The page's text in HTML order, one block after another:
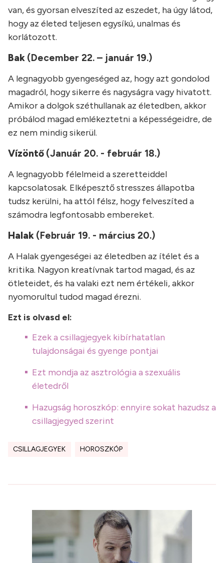
van, és gyorsan elveszíted az eszedet, ha úgy látod,
hogy az életed teljesen egysíkú, unalmas és
korlátozott.
Bak (December 22. – január 19.)
A legnagyobb gyengeséged az, hogy azt gondolod
magadról, hogy sikerre és nagyságra vagy hivatott.
Amikor a dolgok széthullanak az életedben, akkor
próbálod magad emlékeztetni a képességeidre, de
ez nem mindig sikerül.
Vízöntő (Január 20. - február 18.)
A legnagyobb félelmeid a szeretteiddel
kapcsolatosak. Elképesztő stresszes állapotba
tudsz kerülni, ha attól félsz, hogy felveszíted a
számodra legfontosabb embereket.
Halak (Február 19. - március 20.)
A Halak gyengeségei az életedben az ítélet és a
kritika. Nagyon kreatívnak tartod magad, és az
ötleteidet, és ha valaki ezt nem értékeli, akkor
nyomorultul tudod magad érezni.
Ezt is olvasd el:
Ezek a csillagjegyek kibírhatatlan
tulajdonságai és gyenge pontjai
Ezt mondja az asztrológia a szexuális
életedről
Hazugság horoszkóp: ennyire sokat hazudsz a
csillagjegyed szerint
CSILLAGJEGYEK HOROSZKÓP